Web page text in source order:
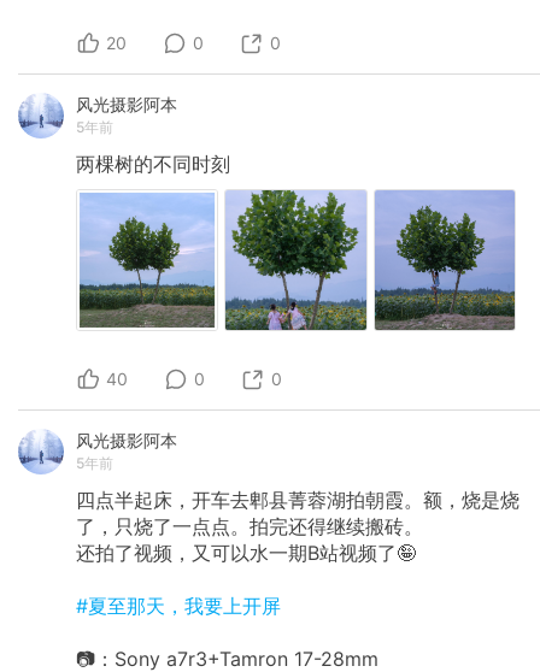
20 0 0
风光摄影阿本
5年前
两棵树的不同时刻
40 0 0
风光摄影阿本
5年前
四点半起床，开车去郫县菁蓉湖拍朝霞。额，烧是烧
了，只烧了一点点。拍完还得继续搬砖。
还拍了视频，又可以水一期B站视频了🤪
#夏至那天，我要上开屏
📷：Sony a7r3+Tamron 17-28mm